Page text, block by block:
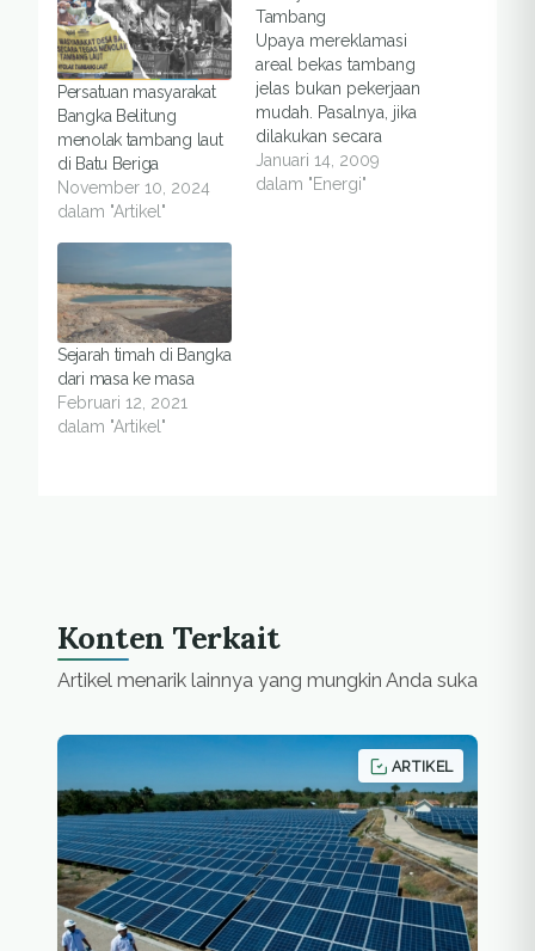
Persatuan masyarakat
Bangka Belitung
menolak tambang laut
di Batu Beriga
November 10, 2024
dalam "Artikel"
Tambang
Upaya mereklamasi
areal bekas tambang
jelas bukan pekerjaan
mudah. Pasalnya, jika
dilakukan secara
sembarangan, alih-alih
mengembalikan
Januari 14, 2009
dalam "Energi"
Sejarah timah di Bangka
dari masa ke masa
Februari 12, 2021
dalam "Artikel"
Konten Terkait
Artikel menarik lainnya yang mungkin Anda suka
ARTIKEL